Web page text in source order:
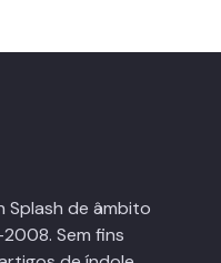
Splash de âmbito
Sem fins